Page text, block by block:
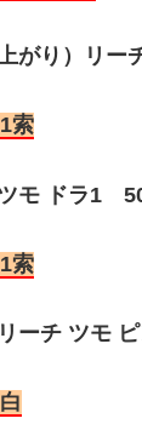
がり）リ
索
モ ドラ1
索
ーチ ツモ